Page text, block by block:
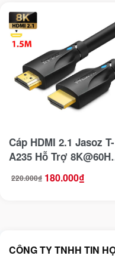
Cáp HDMI 2.1 Jasoz T-
A235 Hỗ Trợ
Dài 1.5M
220.000₫
Giá
gốc 180.000₫
Giá
hiện
CÔNG TY TNHH TIN